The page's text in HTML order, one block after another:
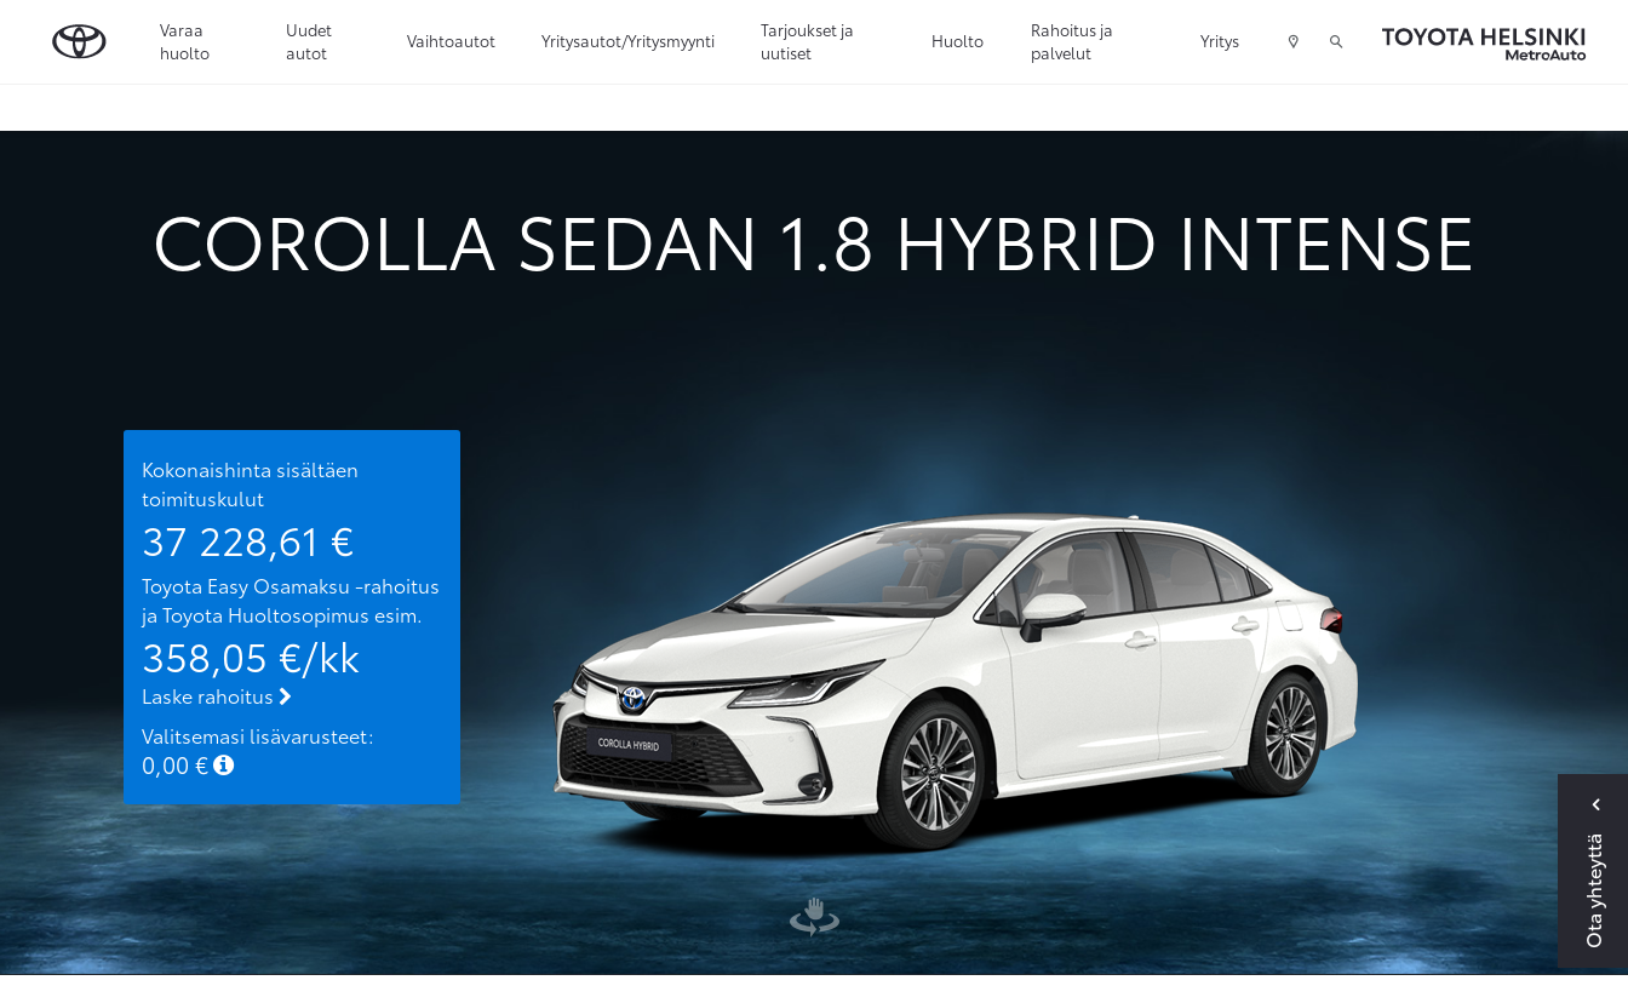
Varaa
huolto
Uudet
autot
Vaihtoautot Yritysautot/Yritysmyynti
Tarjoukset ja
uutiset
Huolto
Rahoitus ja
palvelut
Yritys
Ota yhteyttä
COROLLA SEDAN 1.8 HYBRID INTENSE
Kokonaishinta sisältäen
toimituskulut
37 228,61 €
Toyota Easy Osamaksu -rahoitus
ja Toyota Huoltosopimus esim.
358,05 €/kk
Laske rahoitus
Valitsemasi lisävarusteet:
0,00 €